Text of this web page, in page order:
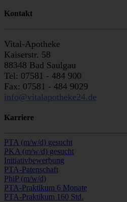
Kontakt
Vital-Apotheke
Kaiserstr. 58
88348 Bad Saulgau
Tel: 07581 - 484 900
Fax: 07581 - 484 9029
info@vitalapotheke24.de
Karriere
PTA (m/w/d) gesucht
PKA (m/w/d) gesucht
Initiativbewerbung
PTA-Patenschaft
PhiP (m/w/d)
PTA-Praktikum 6 Monate
PTA-Praktikum 160 Std.